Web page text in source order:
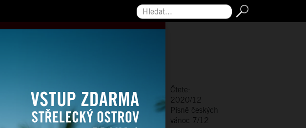
Hledat...
Čtete:
2020/12
Písně českých
vánoc 7/12